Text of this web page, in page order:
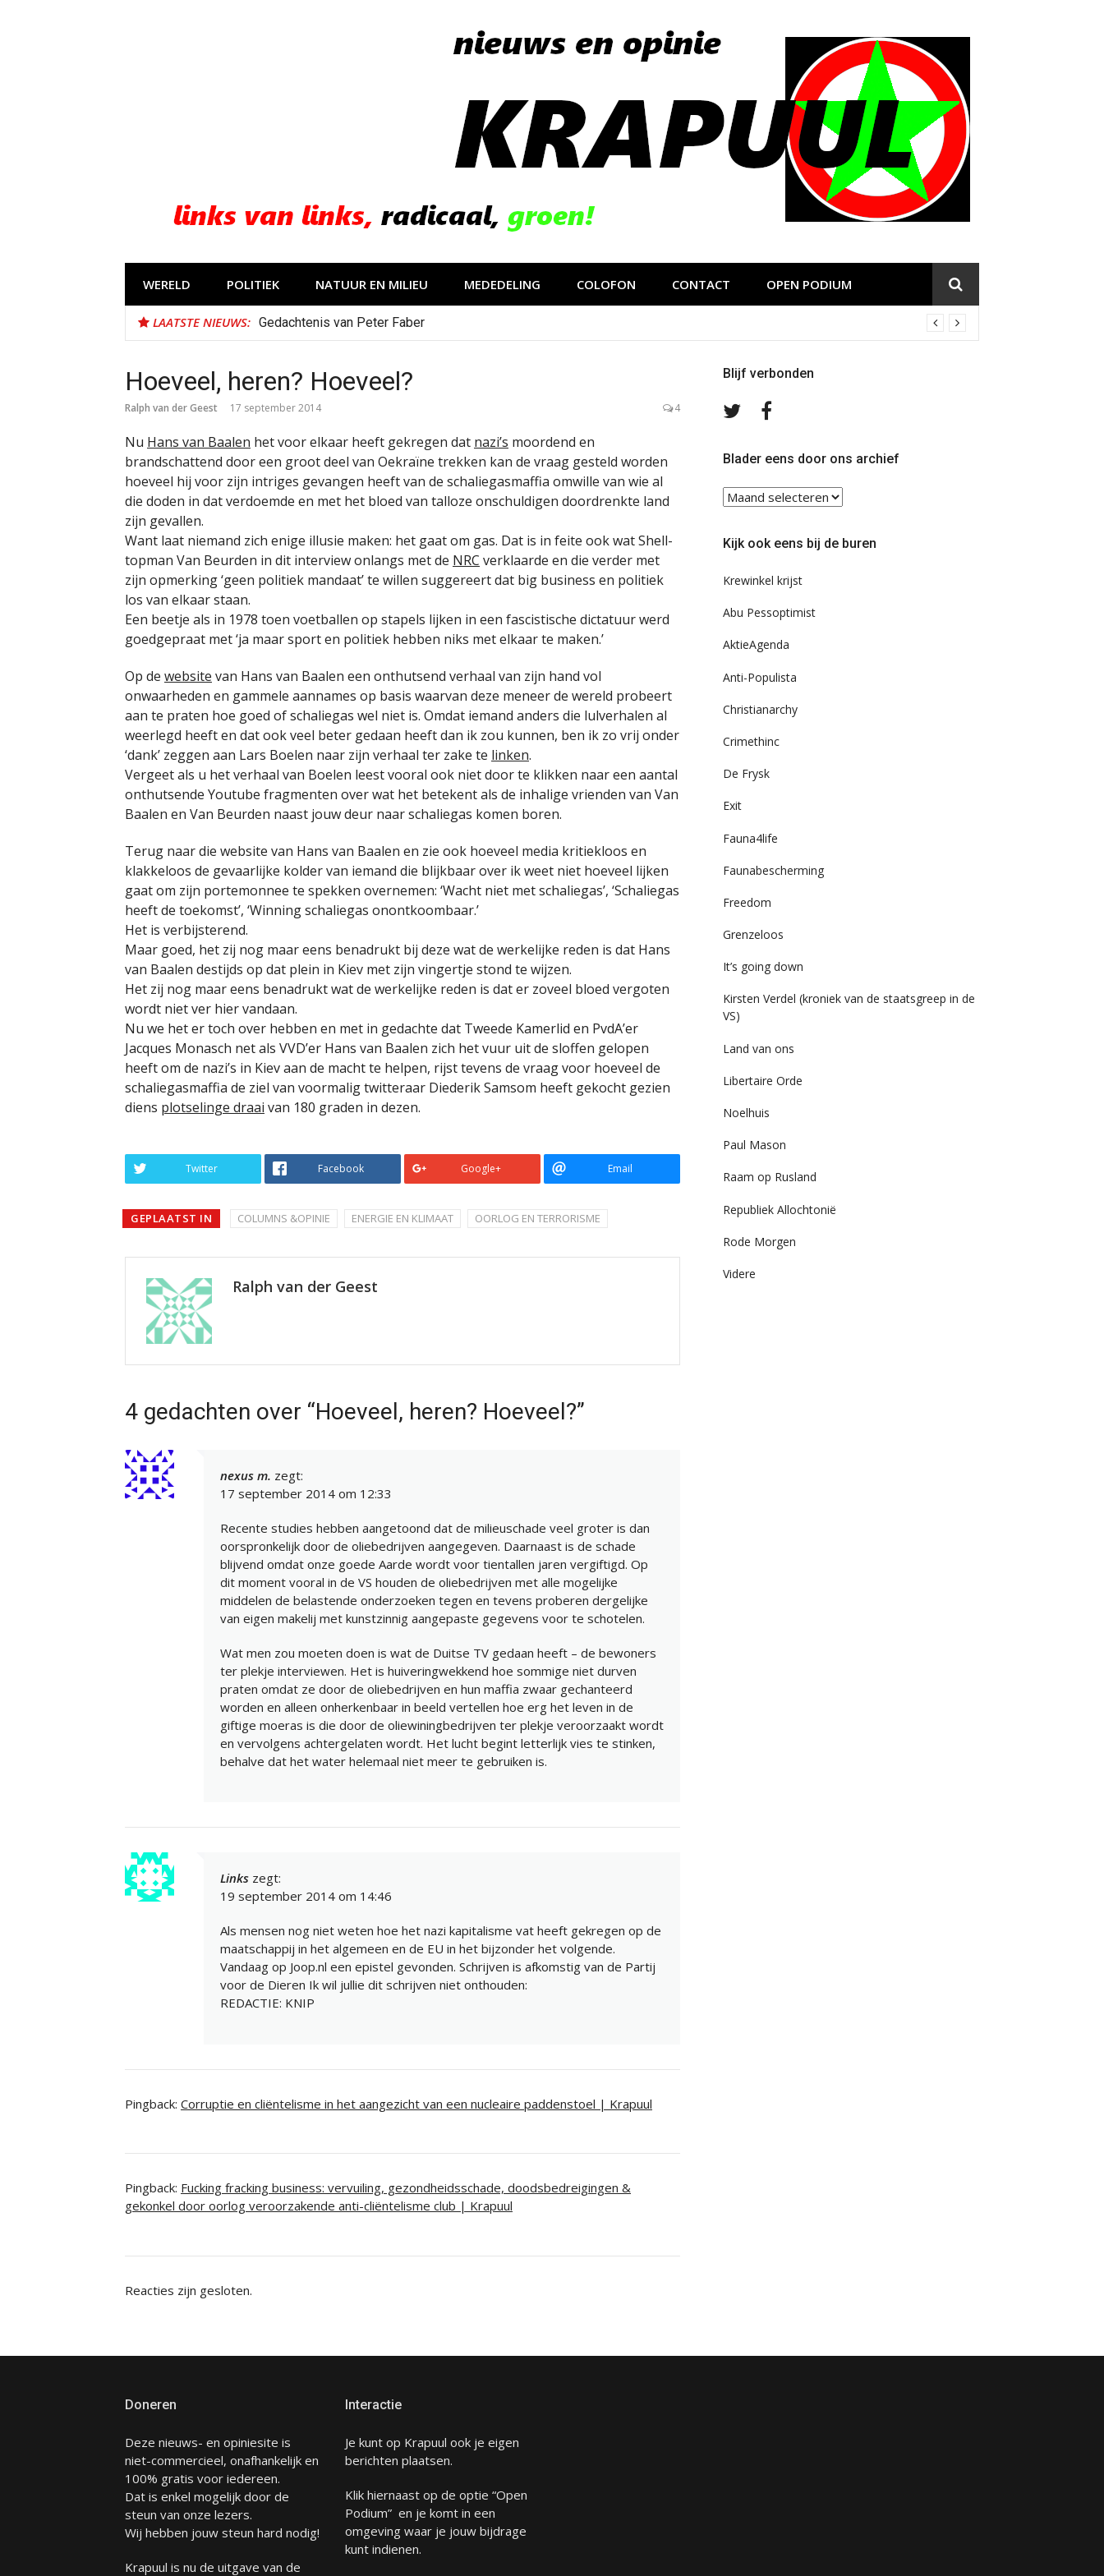
WERELD POLITIEK NATUUR EN MILIEU MEDEDELING COLOFON CONTACT OPEN PODIUM
LAATSTE NIEUWS: Gedachtenis van Peter Faber
Hoeveel, heren? Hoeveel?
Ralph van der Geest 17 september 2014 4
Nu Hans van Baalen het voor elkaar heeft gekregen dat nazi’s moordend en
brandschattend door een groot deel van Oekraïne trekken kan de vraag gesteld worden
hoeveel hij voor zijn intriges gevangen heeft van de schaliegasmaffia omwille van wie al
die doden in dat verdoemde en met het bloed van talloze onschuldigen doordrenkte land
zijn gevallen.
Want laat niemand zich enige illusie maken: het gaat om gas. Dat is in feite ook wat Shell-
topman Van Beurden in dit interview onlangs met de NRC verklaarde en die verder met
zijn opmerking ‘geen politiek mandaat’ te willen suggereert dat big business en politiek
los van elkaar staan.
Een beetje als in 1978 toen voetballen op stapels lijken in een fascistische dictatuur werd
goedgepraat met ‘ja maar sport en politiek hebben niks met elkaar te maken.’
Op de website van Hans van Baalen een onthutsend verhaal van zijn hand vol
onwaarheden en gammele aannames op basis waarvan deze meneer de wereld probeert
aan te praten hoe goed of schaliegas wel niet is. Omdat iemand anders die lulverhalen al
weerlegd heeft en dat ook veel beter gedaan heeft dan ik zou kunnen, ben ik zo vrij onder
‘dank’ zeggen aan Lars Boelen naar zijn verhaal ter zake te linken.
Vergeet als u het verhaal van Boelen leest vooral ook niet door te klikken naar een aantal
onthutsende Youtube fragmenten over wat het betekent als de inhalige vrienden van Van
Baalen en Van Beurden naast jouw deur naar schaliegas komen boren.
Terug naar die website van Hans van Baalen en zie ook hoeveel media kritiekloos en
klakkeloos de gevaarlijke kolder van iemand die blijkbaar over ik weet niet hoeveel lijken
gaat om zijn portemonnee te spekken overnemen: ‘Wacht niet met schaliegas’, ‘Schaliegas
heeft de toekomst’, ‘Winning schaliegas onontkoombaar.’
Het is verbijsterend.
Maar goed, het zij nog maar eens benadrukt bij deze wat de werkelijke reden is dat Hans
van Baalen destijds op dat plein in Kiev met zijn vingertje stond te wijzen.
Het zij nog maar eens benadrukt wat de werkelijke reden is dat er zoveel bloed vergoten
wordt niet ver hier vandaan.
Nu we het er toch over hebben en met in gedachte dat Tweede Kamerlid en PvdA’er
Jacques Monasch net als VVD’er Hans van Baalen zich het vuur uit de sloffen gelopen
heeft om de nazi’s in Kiev aan de macht te helpen, rijst tevens de vraag voor hoeveel de
schaliegasmaffia de ziel van voormalig twitteraar Diederik Samsom heeft gekocht gezien
diens plotselinge draai van 180 graden in dezen.
Twitter Facebook Google+ Email
GEPLAATST IN COLUMNS &OPINIE ENERGIE EN KLIMAAT OORLOG EN TERRORISME
Ralph van der Geest
4 gedachten over “Hoeveel, heren? Hoeveel?”
nexus m. zegt:
17 september 2014 om 12:33
Recente studies hebben aangetoond dat de milieuschade veel groter is dan
oorspronkelijk door de oliebedrijven aangegeven. Daarnaast is de schade
blijvend omdat onze goede Aarde wordt voor tientallen jaren vergiftigd. Op
dit moment vooral in de VS houden de oliebedrijven met alle mogelijke
middelen de belastende onderzoeken tegen en tevens proberen dergelijke
van eigen makelij met kunstzinnig aangepaste gegevens voor te schotelen.
Wat men zou moeten doen is wat de Duitse TV gedaan heeft – de bewoners
ter plekje interviewen. Het is huiveringwekkend hoe sommige niet durven
praten omdat ze door de oliebedrijven en hun maffia zwaar gechanteerd
worden en alleen onherkenbaar in beeld vertellen hoe erg het leven in de
giftige moeras is die door de oliewiningbedrijven ter plekje veroorzaakt wordt
en vervolgens achtergelaten wordt. Het lucht begint letterlijk vies te stinken,
behalve dat het water helemaal niet meer te gebruiken is.
Links zegt:
19 september 2014 om 14:46
Als mensen nog niet weten hoe het nazi kapitalisme vat heeft gekregen op de
maatschappij in het algemeen en de EU in het bijzonder het volgende.
Vandaag op Joop.nl een epistel gevonden. Schrijven is afkomstig van de Partij
voor de Dieren Ik wil jullie dit schrijven niet onthouden:
REDACTIE: KNIP
Pingback: Corruptie en cliëntelisme in het aangezicht van een nucleaire paddenstoel | Krapuul
Pingback: Fucking fracking business: vervuiling, gezondheidsschade, doodsbedreigingen &
gekonkel door oorlog veroorzakende anti-cliëntelisme club | Krapuul
Reacties zijn gesloten.
Blijf verbonden
Volg
TwitterFacebook
Blader eens door ons archief
Blader
eens
ons
Kijk ook eens bij de buren
Krewinkel krijst
Abu Pessoptimist
AktieAgenda
Anti-Populista
Christianarchy
Crimethinc
De Frysk
Exit
Fauna4life
Faunabescherming
Freedom
Grenzeloos
It’s going down
Kirsten Verdel (kroniek van de staatsgreep in de
VS)
Land van ons
Libertaire Orde
Noelhuis
Paul Mason
Raam op Rusland
Republiek Allochtonië
Rode Morgen
Videre
Doneren
Deze nieuws- en opiniesite is
niet-commercieel, onafhankelijk en
100% gratis voor iedereen.
Dat is enkel mogelijk door de
steun van onze lezers.
Wij hebben jouw steun hard nodig!
Krapuul is nu de uitgave van de
Interactie
Je kunt op Krapuul ook je eigen
berichten plaatsen.
Klik hiernaast op de optie “Open
Podium” en je komt in een
omgeving waar je jouw bijdrage
kunt indienen.